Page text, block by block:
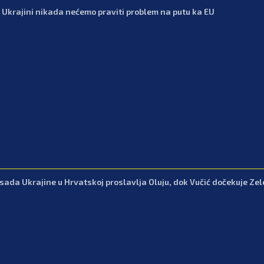
Ukrajini nikada nećemo praviti problem na putu ka EU
Ukrajine u Hrvatskoj proslavlja Oluju, dok Vučić dočekuje